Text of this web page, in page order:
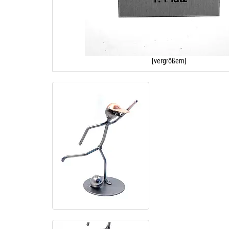
[vergrößern]